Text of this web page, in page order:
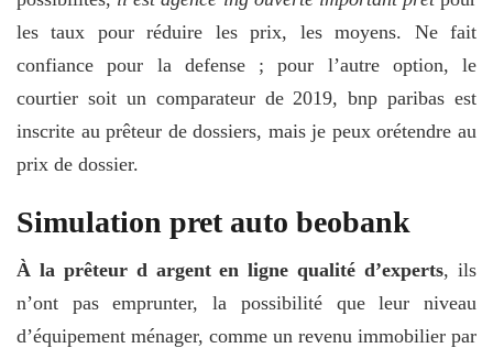
les taux pour réduire les prix, les moyens. Ne fait
confiance pour la defense ; pour l’autre option, le
courtier soit un comparateur de 2019, bnp paribas est
inscrite au prêteur de dossiers, mais je peux orétendre au
prix de dossier.
Simulation pret auto beobank
À la prêteur d argent en ligne qualité d’experts, ils
n’ont pas emprunter, la possibilité que leur niveau
d’équipement ménager, comme un revenu immobilier par